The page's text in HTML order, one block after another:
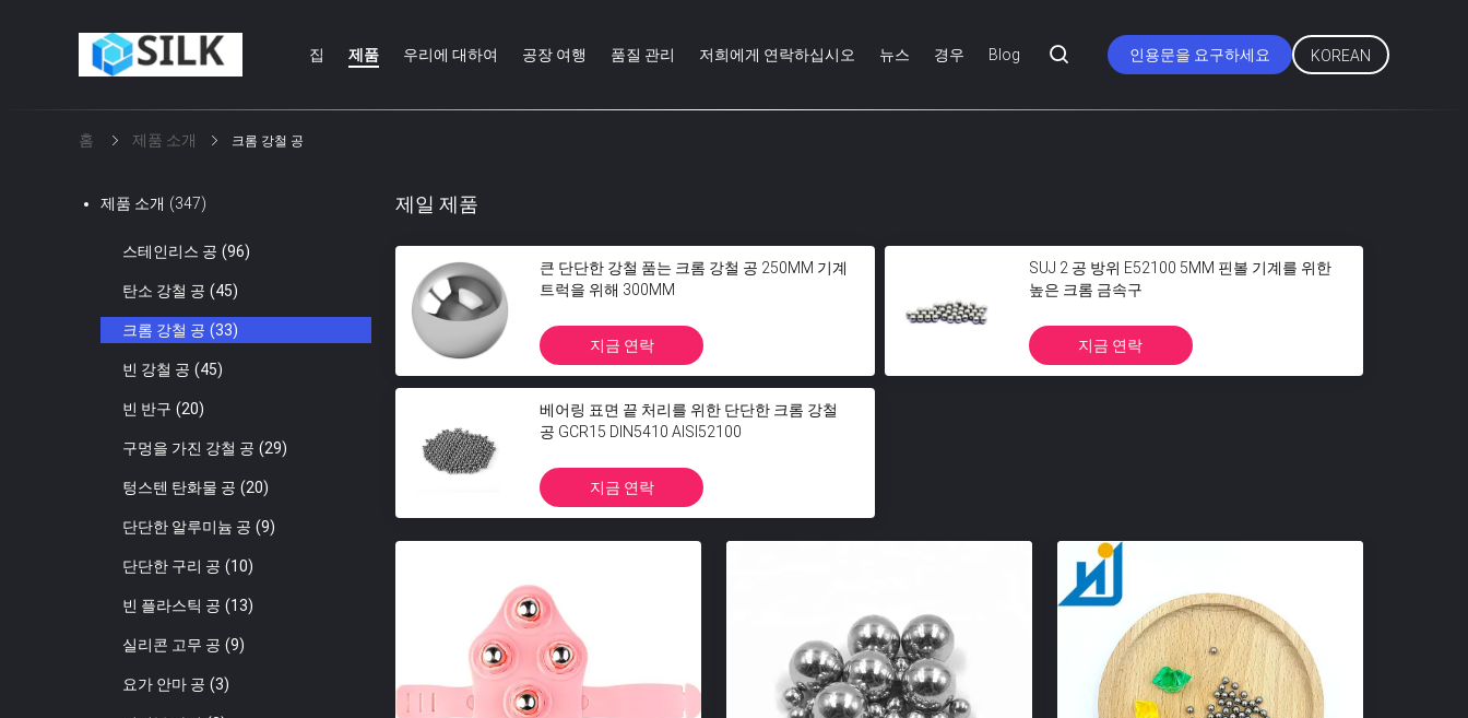
집 제품 우리에 대하여 공장 여행 품질 관리 저희에게 연락하십시오 뉴스 경우 Blog 인용문을 요구하세요 KOREAN
홈 제품 소개 크롬 강철 공
제품 소개 (347)
스테인리스 공 (96)
탄소 강철 공 (45)
크롬 강철 공 (33)
빈 강철 공 (45)
빈 반구 (20)
구멍을 가진 강철 공 (29)
텅스텐 탄화물 공 (20)
단단한 알루미늄 공 (9)
단단한 구리 공 (10)
빈 플라스틱 공 (13)
실리콘 고무 공 (9)
요가 안마 공 (3)
제일 제품
큰 단단한 강철 품는 크롬 강철 공 250MM 기계
트럭을 위해 300MM
지금 연락
SUJ 2 공 방위 E52100 5MM 핀볼 기계를 위한
높은 크롬 금속구
지금 연락
베어링 표면 끝 처리를 위한 단단한 크롬 강철
공 GCR15 DIN5410 AISI52100
지금 연락